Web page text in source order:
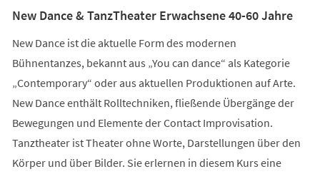
New Dance & TanzTheater Erwachsene 40-60 Jahre
New Dance ist die aktuelle Form des modernen
Bühnentanzes, bekannt aus „You can dance“ als Kategorie
„Contemporary“ oder aus aktuellen Produktionen auf Arte.
New Dance enthält Rolltechniken, fließende Übergänge der
Bewegungen und Elemente der Contact Improvisation.
Tanztheater ist Theater ohne Worte, Darstellungen über den
Körper und über Bilder. Sie erlernen in diesem Kurs eine